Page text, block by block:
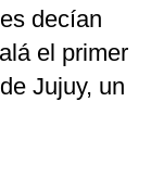
decían
el primer
Jujuy, un